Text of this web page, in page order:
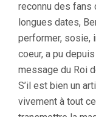
reconnu des fans
longues dates,
performer, sosie,
coeur, a pu
message du Roi
S’il est bien un
vivement à tout